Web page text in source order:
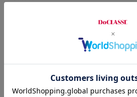
2026.08.02